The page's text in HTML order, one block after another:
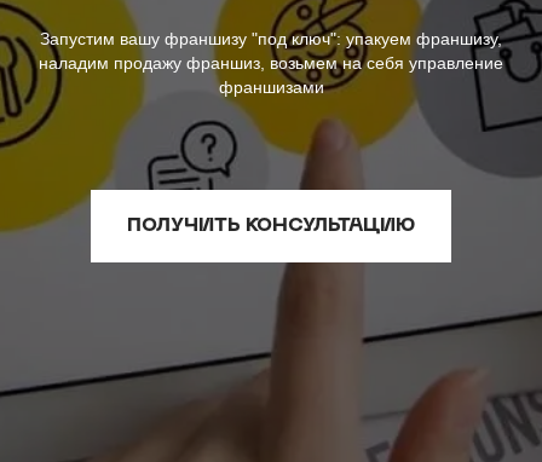
Запустим вашу франшизу "под ключ": упакуем франшизу,
наладим продажу франшиз, возьмем на себя управление
франшизами
ПОЛУЧИТЬ КОНСУЛЬТАЦИЮ